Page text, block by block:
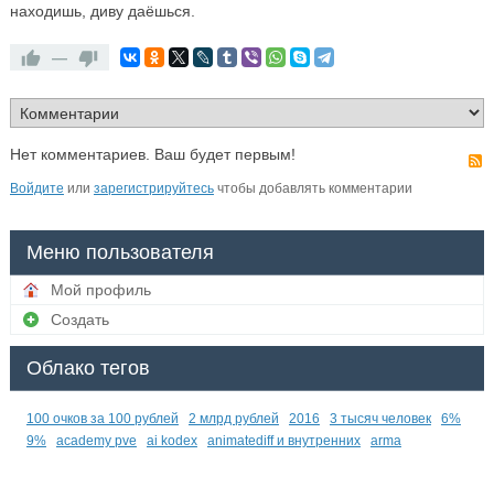
находишь, диву даёшься.
—
Нет комментариев. Ваш будет первым!
Войдите или зарегистрируйтесьчтобы добавлять комментарии
Меню пользователя
Мой профиль
Создать
Облако тегов
100 очков за 100 рублей 2 млрд рублей 2016 3 тысяч человек
6%
9%
academy pve ai kodex animatediff и внутренних arma